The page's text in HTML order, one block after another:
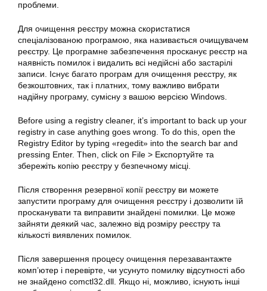
проблеми.
Для очищення реєстру можна скористатися
спеціалізованою програмою, яка називається очищувачем
реєстру. Це програмне забезпечення просканує реєстр на
наявність помилок і видалить всі недійсні або застарілі
записи. Існує багато програм для очищення реєстру, як
безкоштовних, так і платних, тому важливо вибрати
надійну програму, сумісну з вашою версією Windows.
Before using a registry cleaner, it’s important to back up your
registry in case anything goes wrong. To do this, open the
Registry Editor by typing «regedit» into the search bar and
pressing Enter. Then, click on File > Експортуйте та
збережіть копію реєстру у безпечному місці.
Після створення резервної копії реєстру ви можете
запустити програму для очищення реєстру і дозволити їй
просканувати та виправити знайдені помилки. Це може
зайняти деякий час, залежно від розміру реєстру та
кількості виявлених помилок.
Після завершення процесу очищення перезавантажте
комп’ютер і перевірте, чи усунуто помилку відсутності або
не знайдено comctl32.dll. Якщо ні, можливо, існують інші